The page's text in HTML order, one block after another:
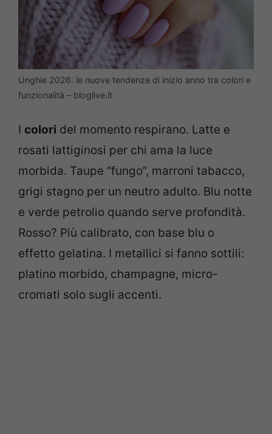
Unghie 2026: le nuove tendenze di inizio anno tra colori e
funzionalità – bloglive.it
I colori del momento respirano. Latte e
rosati lattiginosi per chi ama la luce
morbida. Taupe “fungo”, marroni tabacco,
grigi stagno per un neutro adulto. Blu notte
e verde petrolio quando serve profondità.
Rosso? Più calibrato, con base blu o
effetto gelatina. I metallici si fanno sottili:
platino morbido, champagne, micro-
cromati solo sugli accenti.